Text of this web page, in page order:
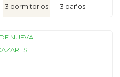
3 dormitorios 3 baños